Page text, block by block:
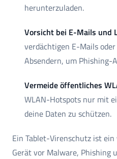
herunterzuladen.
Vorsicht bei E-Mails und
verdächtigen E-Mails
Absendern, um Phishing-
Vermeide öffentliches
WLAN-Hotspots nur mit
deine Daten zu schützen.
Ein Tablet-Virenschutz ist
Gerät vor Malware, Phishing